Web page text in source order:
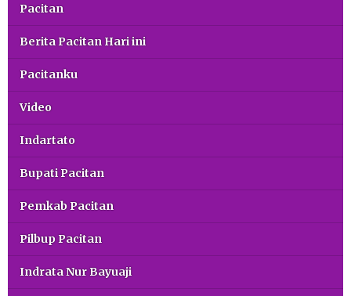
Pacitan
Berita Pacitan Hari ini
Pacitanku
Video
Indartato
Bupati Pacitan
Pemkab Pacitan
Pilbup Pacitan
Indrata Nur Bayuaji